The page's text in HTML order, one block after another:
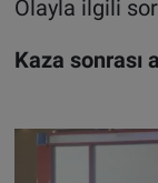
Olayla ilgili
Kaza sonrası